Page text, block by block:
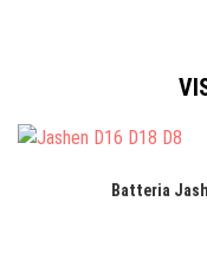
Batteria